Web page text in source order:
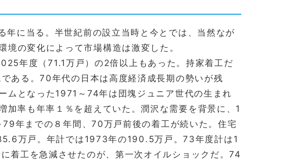
に当る。半世紀前の設立当時と今とでは、当然なが
境の変化によって市場構造は激変した。
年度（71.1万戸）の2倍以上もあった。持家着工だ
ある。70年代の日本は高度経済成長期の勢いが残
ムとなった1971～74年は団塊ジュニア世代の生まれ
率も年率１％を超えていた。潤沢な需要を背景に、1
年までの８年間、70万戸前後の着工が続いた。住宅
万戸。年計では1973年の190.5万戸。73年度計は1
着工を急減させたのが、第一次オイルショックだ。74